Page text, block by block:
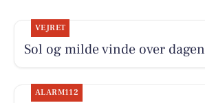
VEJRET
Sol og milde vinde over dagen
ALARM112